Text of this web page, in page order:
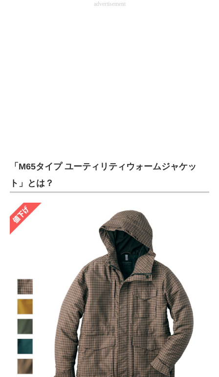
エネルギーの専門メディア
建設×テクノロジーの最前線
ちょっと気になるネットの話題
advertisement
「M65タイプ ユーティリティウォームジャケッ
ト」とは？